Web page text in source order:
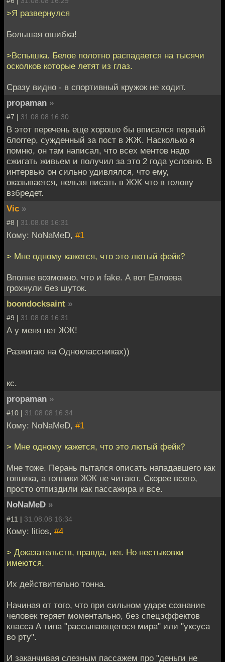
>Я развернулся
Большая ошибка!
>Вспышка. Белое полотно распадается на тысячи
осколков которые летят из глаз.
Сразу видно - в спортивный кружок не ходит.
propaman »
#7 | 31.08.08 16:30
В этот перечень еще хорошо бы вписался первый
блоггер, сужденный за пост в ЖЖ. Насколько я
помню, он там написал, что всех ментов надо
сжигать живьем и получил за это 2 года условно. В
интервью он сильно удивлялся, что ему,
оказывается, нельзя писать в ЖЖ что в голову
взбредет.
Vic »
#8 | 31.08.08 16:31
Кому: NoNaMeD, #1
> Мне одному кажется, что это лютый фейк?
Вполне возможно, что и fake. А вот Евлоева
грохнули без шуток.
boondocksaint »
#9 | 31.08.08 16:31
А у меня нет ЖЖ!
Разжигаю на Одноклассниках))
кс.
propaman »
#10 | 31.08.08 16:34
Кому: NoNaMeD, #1
> Мне одному кажется, что это лютый фейк?
Мне тоже. Перань пытался описать нападавшего как
гопника, а гопники ЖЖ не читают. Скорее всего,
просто отпиздили как пассажира и все.
NoNaMeD »
#11 | 31.08.08 16:34
Кому: litios, #4
> Доказательств, правда, нет. Но нестыковки
имеются.
Их действительно тонна.
Начиная от того, что при сильном ударе сознание
человек теряет моментально, без спецэффектов
класса А типа "рассыпающегося мира" или "уксуса
во рту".
И заканчивая слезным пассажем про "деньги не